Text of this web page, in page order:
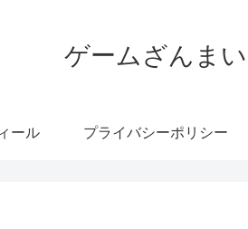
ゲームざんまい
ール プライバシーポリシー